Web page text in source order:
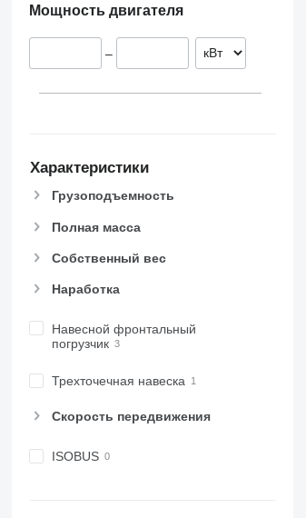
Мощность двигателя
–
Характеристики
Грузоподъемность
Полная масса
Собственный вес
Наработка
Навесной фронтальный
погрузчик
Трехточечная навеска
Скорость передвижения
ISOBUS